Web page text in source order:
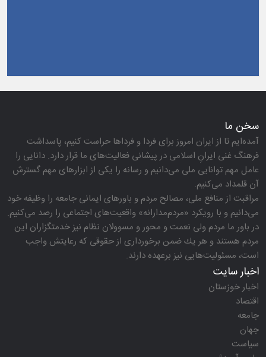
سخن ما
آمده‌ایم تا از ایران امروز برای فردا و فرداها حراست كنیم، پاسداشت
فرهنگ غنی ایرانِ اسلامی در پیشانی فعالیت‌های ما قرار دارد. دانایی را
عامل مهم توانایی ملی می‌دانیم و رسانه را یكی از ابزارهای مهم گسترش
آن قلمداد می‌كنیم.
مراقبت از منافع ملی، مصالح مردم و باورهای ایمانی جامعه را وظیفه خود
می‌دانیم و با رویكرد «مردم‌مدارانه‌» واقعیت‌های اجتماعی را رصد می‌كنیم.
در باور ما مردم ولی نعمت و محور و مسوولان نظام نیز خدمتگزاران این
مردم هستند و هر یك ضمن برخورداری از حقوقی كه رعایتش واجب
است، مسئولیت‌هایی نیز برعهده دارند.
اخبار سایت
اخبار خوزستان
اقتصاد
جامعه
جهان
سیاست